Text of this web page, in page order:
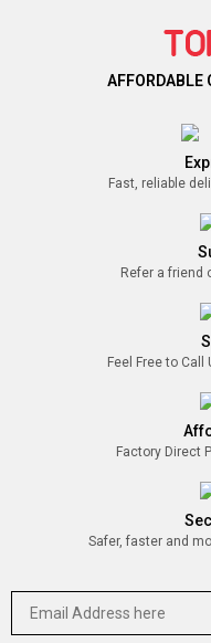
AFFORDABLE
Fast, reliable
Refer a friend
Feel Free to Call
Factory Direct
Safer, faster and